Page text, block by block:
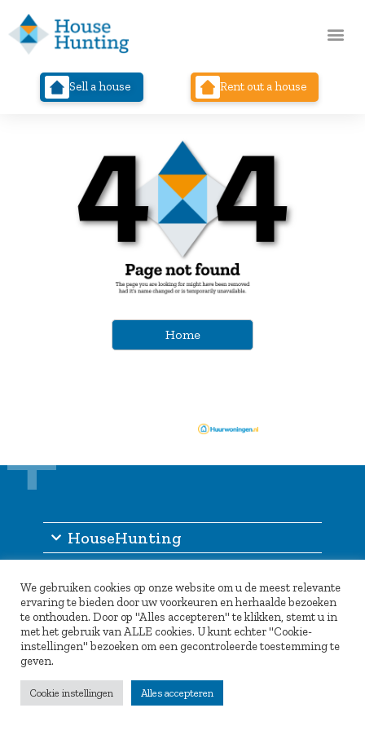
Sell a house Rent out a house
Home
HouseHunting
Other services
Partners
We gebruiken cookies op onze website om u de meest relevante
ervaring te bieden door uw voorkeuren en herhaalde bezoeken
te onthouden. Door op "Alles accepteren" te klikken, stemt u in
met het gebruik van ALLE cookies. U kunt echter "Cookie-
instellingen" bezoeken om een gecontroleerde toestemming te
geven.
Cookie instellingen Alles accepteren